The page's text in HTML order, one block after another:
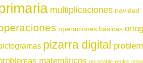
multiplicaciones navidad
operaciones básicas
pizarra digital
matemáticos recortable reglas